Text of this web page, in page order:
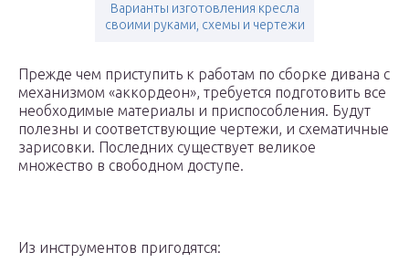
Варианты изготовления кресла
своими руками, схемы и чертежи
Прежде чем приступить к работам по сборке дивана с
механизмом «аккордеон», требуется подготовить все
необходимые материалы и приспособления. Будут
полезны и соответствующие чертежи, и схематичные
зарисовки. Последних существует великое
множество в свободном доступе.
Из инструментов пригодятся: